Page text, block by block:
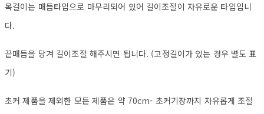
목걸이는 매듭타입으로 마무리되어 있어 길이조절이 자유로운 타입입니
다.
끝매듭을 당겨 길이조절 해주시면 됩니다. (고정길이가 있는 경우 별도 표
기)
초커 제품을 제외한 모든 제품은 약 70cm- 초커기장까지 자유롭게 조절